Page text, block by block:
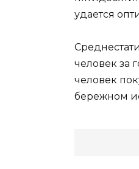
удается
человек за
человек
бережном